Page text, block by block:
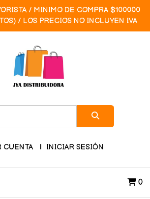
/ MINIMO DE COMPRA $100000
/ LOS PRECIOS NO INCLUYEN IVA
CUENTA INICIAR SESIÓN
0